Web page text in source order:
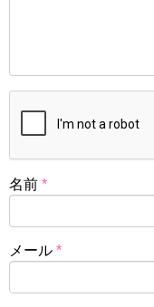
名前 *
メール *